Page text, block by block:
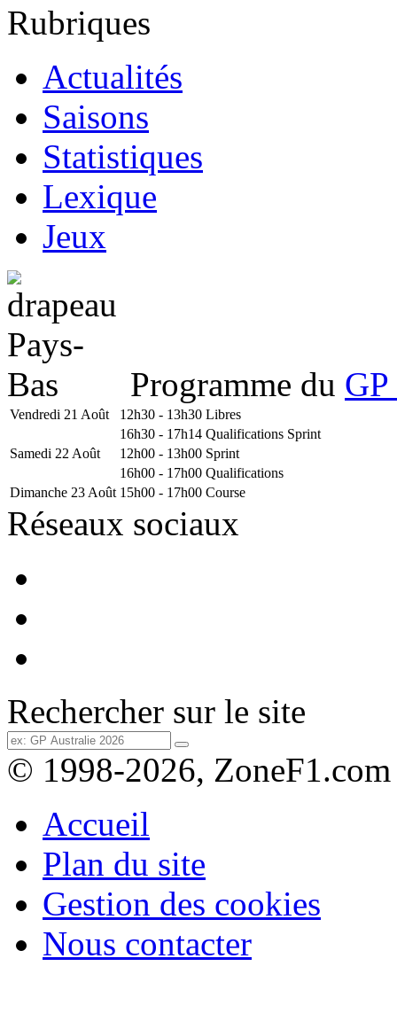
Rubriques
Actualités
Saisons
Statistiques
Lexique
Jeux
Programme du
Vendredi 21 Août 12h30 - 13h30 Libres
16h30 - 17h14 Qualifications Sprint
Samedi 22 Août
12h00 - 13h00 Sprint
16h00 - 17h00 Qualifications
Dimanche 23 Août 15h00 - 17h00 Course
Réseaux sociaux
Rechercher sur le site
© 1998-2026, ZoneF1.com
Accueil
Plan du site
Gestion des cookies
Nous contacter